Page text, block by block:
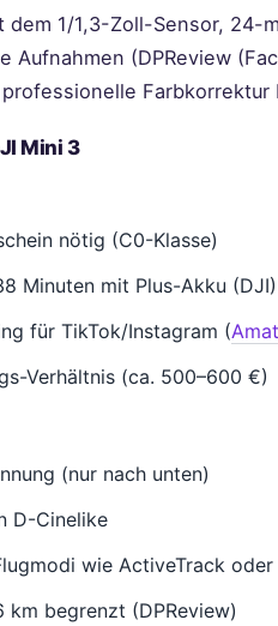
dem 1/1,3-Zoll-Sensor, 24-
Aufnahmen (DPReview
Mini 3
nötig (C0-Klasse)
Minuten mit Plus-Akku (DJI)
für TikTok/Instagram (
Verhältnis (ca. 500–600 €)
(nur nach unten)
D-Cinelike
wie ActiveTrack
km begrenzt (DPReview)